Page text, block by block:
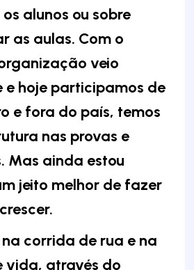
alunos ou sobre
as aulas. Com o
veio
e hoje participamos de
e fora do país, temos
nas provas e
Mas ainda estou
jeito melhor de fazer
corrida de rua e na
vida, através do